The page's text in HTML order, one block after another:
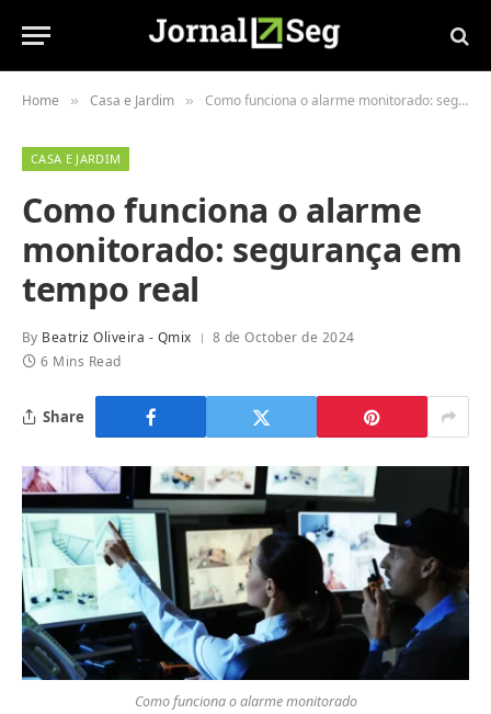
Home » Casa e Jardim » Como funciona o alarme monitorado: segurança em tempo real
CASA E JARDIM
Como funciona o alarme
monitorado: segurança em
tempo real
By Beatriz Oliveira - Qmix
8 de October de 2024
6 Mins Read
Share
Como funciona o alarme monitorado